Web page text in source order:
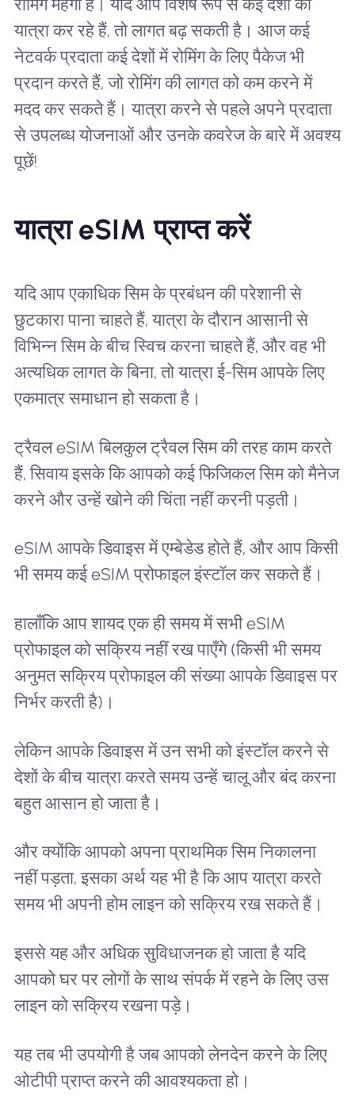
रोमिंग महंगी है। यदि आप विशेष रूप से कई देशों की
यात्रा कर रहे हैं, तो लागत बढ़ सकती है। आज कई
नेटवर्क प्रदाता कई देशों में रोमिंग के लिए पैकेज भी
प्रदान करते हैं, जो रोमिंग की लागत को कम करने में
मदद कर सकते हैं। यात्रा करने से पहले अपने प्रदाता
से उपलब्ध योजनाओं और उनके कवरेज के बारे में अवश्य
पूछें!
यात्रा eSIM प्राप्त करें
यदि आप एकाधिक सिम के प्रबंधन की परेशानी से
छुटकारा पाना चाहते हैं, यात्रा के दौरान आसानी से
विभिन्न सिम के बीच स्विच करना चाहते हैं, और वह भी
अत्यधिक लागत के बिना, तो यात्रा ई-सिम आपके लिए
एकमात्र समाधान हो सकता है।
ट्रैवल eSIM बिलकुल ट्रैवल सिम की तरह काम करते
हैं, सिवाय इसके कि आपको कई फिजिकल सिम को मैनेज
करने और उन्हें खोने की चिंता नहीं करनी पड़ती।
eSIM आपके डिवाइस में एम्बेडेड होते हैं, और आप किसी
भी समय कई eSIM प्रोफाइल इंस्टॉल कर सकते हैं।
हालाँकि आप शायद एक ही समय में सभी eSIM
प्रोफाइल को सक्रिय नहीं रख पाएँगे (किसी भी समय
अनुमत सक्रिय प्रोफाइल की संख्या आपके डिवाइस पर
निर्भर करती है)।
लेकिन आपके डिवाइस में उन सभी को इंस्टॉल करने से
देशों के बीच यात्रा करते समय उन्हें चालू और बंद करना
बहुत आसान हो जाता है।
और क्योंकि आपको अपना प्राथमिक सिम निकालना
नहीं पड़ता, इसका अर्थ यह भी है कि आप यात्रा करते
समय भी अपनी होम लाइन को सक्रिय रख सकते हैं।
इससे यह और अधिक सुविधाजनक हो जाता है यदि
आपको घर पर लोगों के साथ संपर्क में रहने के लिए उस
लाइन को सक्रिय रखना पड़े।
यह तब भी उपयोगी है जब आपको लेनदेन करने के लिए
ओटीपी प्राप्त करने की आवश्यकता हो।